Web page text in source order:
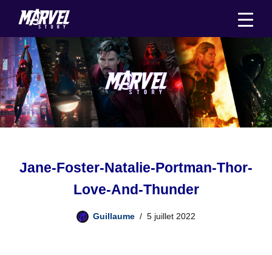
au
contenu
Jane-Foster-Natalie-Portman-Thor-
Love-And-Thunder
Guillaume 5 juillet 2022